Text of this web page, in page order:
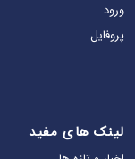
ورود
پروفایل
لینک های مفید